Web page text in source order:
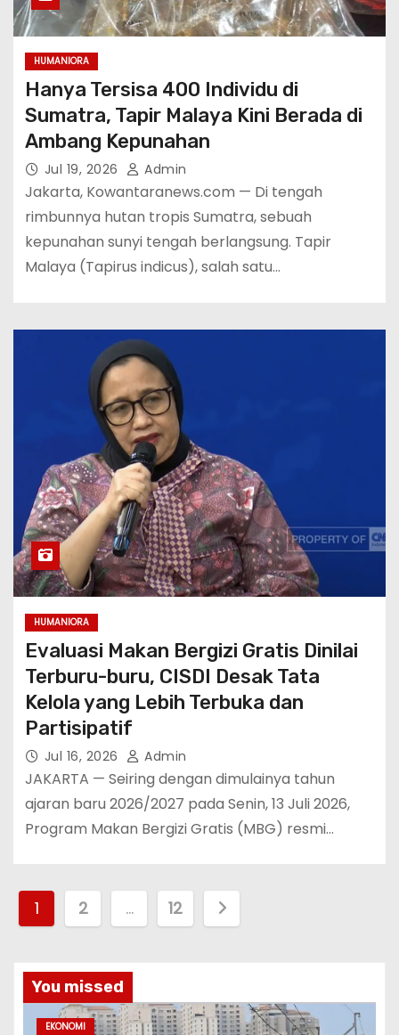
HUMANIORA
Hanya Tersisa 400 Individu di
Sumatra, Tapir Malaya Kini Berada di
Ambang Kepunahan
Jul 19, 2026 Admin
Jakarta, Kowantaranews.com — Di tengah
rimbunnya hutan tropis Sumatra, sebuah
kepunahan sunyi tengah berlangsung. Tapir
Malaya (Tapirus indicus), salah satu…
HUMANIORA
Evaluasi Makan Bergizi Gratis Dinilai
Terburu-buru, CISDI Desak Tata
Kelola yang Lebih Terbuka dan
Partisipatif
Jul 16, 2026 Admin
JAKARTA — Seiring dengan dimulainya tahun
ajaran baru 2026/2027 pada Senin, 13 Juli 2026,
Program Makan Bergizi Gratis (MBG) resmi…
1 2 … 12
You missed
EKONOMI